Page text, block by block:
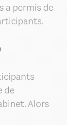
a permis de
de
Alors